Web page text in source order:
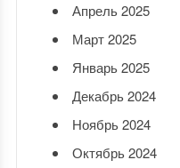
Апрель 2025
Март 2025
Январь 2025
Декабрь 2024
Ноябрь 2024
Октябрь 2024